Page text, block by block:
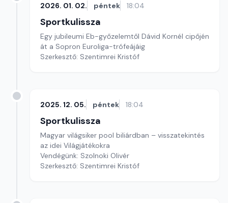
2026. 01. 02. péntek 18:04
Sportkulissza
Egy jubileumi Eb-győzelemtől Dávid Kornél cipőjén
át a Sopron Euroliga-trófeájáig
Szerkesztő: Szentimrei Kristóf
2025. 12. 05. péntek 18:04
Sportkulissza
Magyar világsiker pool biliárdban – visszatekintés
az idei Világjátékokra
Vendégünk: Szolnoki Olivér
Szerkesztő: Szentimrei Kristóf